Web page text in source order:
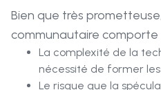
Bien que très
communautaire comporte
La complexité de la
nécessité de former
Le risque que la